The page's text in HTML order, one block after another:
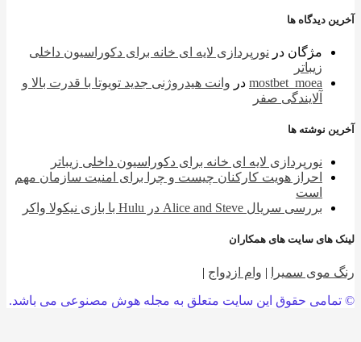
دیدگاه ها
مژگاندرنورپردازی لایه ای خانه برای دکوراسیون داخلی
زیباتر
mostbet_moeaدروانت هیدروژنی جدید تویوتا با قدرت بالا و
آلایندگی صفر
نوشته ها
نورپردازی لایه ای خانه برای دکوراسیون داخلی زیباتر
احراز هویت کارکنان چیست و چرا برای امنیت سازمان مهم
بررسی سریال Alice and Steve در Hulu با بازی نیکولا واکر
های سایت های همکاران
موی سمیرا|وام ازدواج |
حقوق این سایت متعلق به مجله هوش مصنوعی می باشد.